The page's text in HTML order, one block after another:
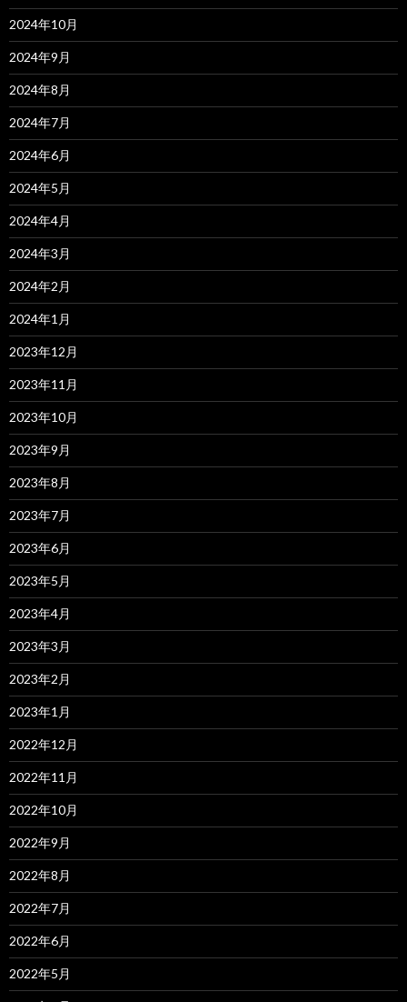
2024年10月
2024年9月
2024年8月
2024年7月
2024年6月
2024年5月
2024年4月
2024年3月
2024年2月
2024年1月
2023年12月
2023年11月
2023年10月
2023年9月
2023年8月
2023年7月
2023年6月
2023年5月
2023年4月
2023年3月
2023年2月
2023年1月
2022年12月
2022年11月
2022年10月
2022年9月
2022年8月
2022年7月
2022年6月
2022年5月